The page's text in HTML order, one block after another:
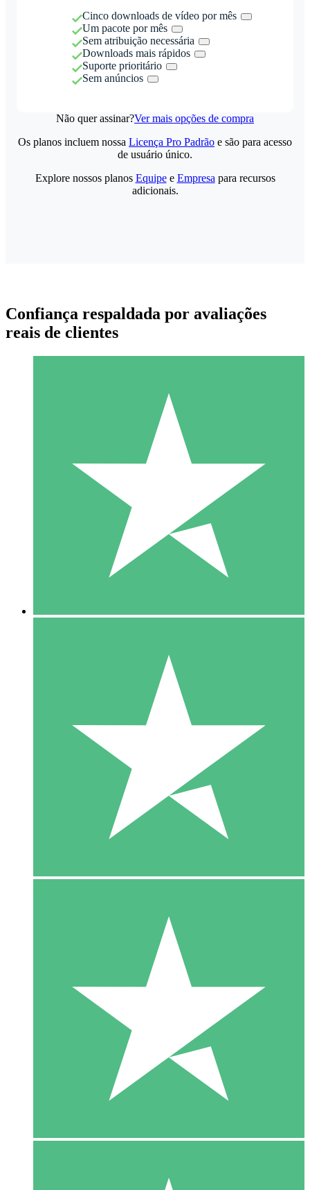
Cinco downloads de vídeo por mês
Um pacote por mês
Sem atribuição necessária
Downloads mais rápidos
Suporte prioritário
Sem anúncios
Não quer assinar?Ver mais opções de compra
Pacotes de Créditos Individuais
Pague conforme o uso com créditos de download. Sem
1000
10 Downloads
20 00
Os planos incluem nossa Licença Pro Padrão e são para acesso
de usuário único.
Explore nossos planos Equipee Empresa para recursos
adicionais.
Confiança respaldada por avaliações
reais de clientes